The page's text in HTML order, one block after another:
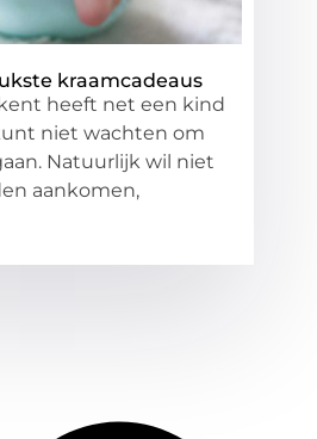
kraamcadeaus
heeft net een kind
niet wachten om
Natuurlijk wil niet
aankomen,